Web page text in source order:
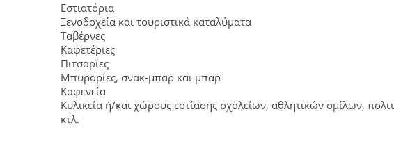
Εστιατόρια
Ξενοδοχεία και τουριστικά καταλύματα
Ταβέρνες
Καφετέριες
Πιτσαρίες
Μπυραρίες, σνακ-μπαρ και μπαρ
Καφενεία
Κυλικεία ή/και χώρους εστίασης σχολείων, αθλητικών ομίλων,
κτλ.